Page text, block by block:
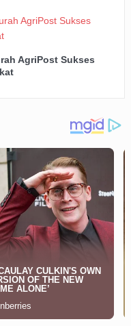
AgriPost Sukses